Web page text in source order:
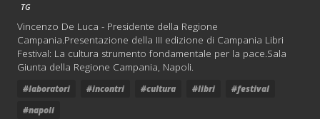
TG
Vincenzo De Luca - Presidente della Regione
Campania.Presentazione della III edizione di Campania Libri
Festival: La cultura strumento fondamentale per la pace.Sala
Giunta della Regione Campania, Napoli.
#laboratori #incontri #cultura #libri
#festival
#napoli